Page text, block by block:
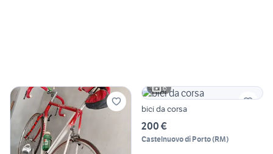
6
bici da corsa
200 €
Castelnuovo di Porto(RM)